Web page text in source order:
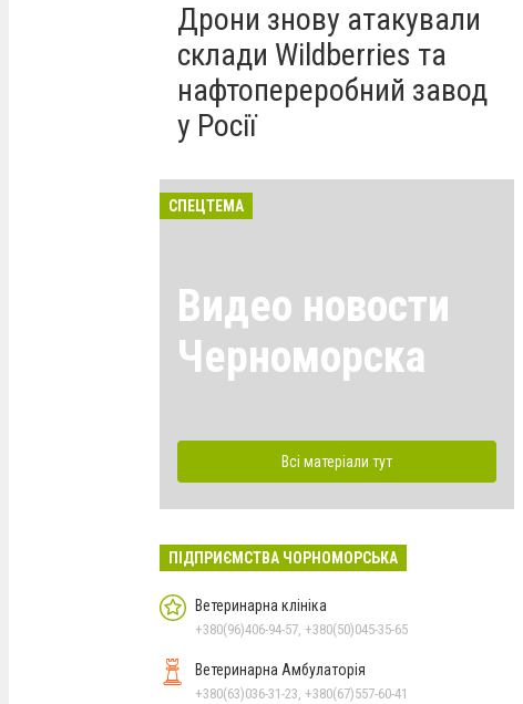
Дрони знову атакували
склади Wildberries та
нафтопереробний завод
у Росії
СПЕЦТЕМА
Видео новости
Черноморска
Всі матеріали тут
ПІДПРИЄМСТВА ЧОРНОМОРСЬКА
Ветеринарна клініка
+380(96)406-94-57, +380(50)045-35-65
Ветеринарна Амбулаторія
+380(63)036-31-23, +380(67)557-60-41